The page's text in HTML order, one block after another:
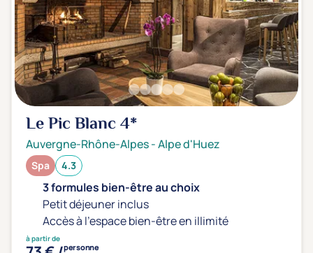
Le Pic Blanc4*
Auvergne-Rhône-Alpes-Alpe d'Huez
Spa 4.3
3 formules bien-être au choix
Petit déjeuner inclus
Accès à l'espace bien-être en illimité
à partir de
personne